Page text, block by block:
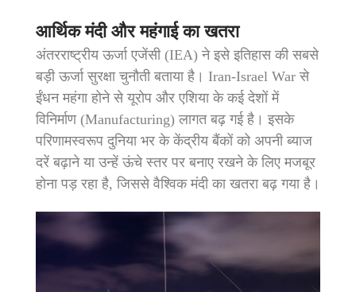
आर्थिक मंदी और महंगाई का खतरा
अंतरराष्ट्रीय ऊर्जा एजेंसी (IEA) ने इसे इतिहास की सबसे
बड़ी ऊर्जा सुरक्षा चुनौती बताया है। Iran-Israel War से
ईंधन महंगा होने से यूरोप और एशिया के कई देशों में
विनिर्माण (Manufacturing) लागत बढ़ गई है। इसके
परिणामस्वरूप दुनिया भर के केंद्रीय बैंकों को अपनी ब्याज
दरें बढ़ाने या उन्हें ऊंचे स्तर पर बनाए रखने के लिए मजबूर
होना पड़ रहा है, जिससे वैश्विक मंदी का खतरा बढ़ गया है।